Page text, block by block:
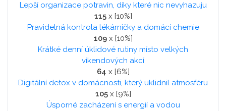
Lepší organizace potravin, díky které nic nevyhazuju
115x [10%]
Pravidelná kontrola lékárničky a domácí chemie
109x [10%]
Krátké denní úklidové rutiny místo velkých
víkendových akcí
64 x [6%]
Digitální detox v domácnosti, který uklidnil atmosféru
105x [9%]
Úsporné zacházení s energií a vodou